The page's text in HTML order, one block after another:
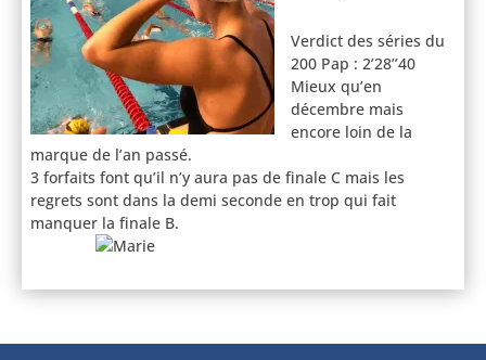
Verdict des séries du
200 Pap : 2’28’’40
Mieux qu’en
décembre mais
encore loin de la
marque de l’an passé.
3 forfaits font qu’il n’y aura pas de finale C mais les
regrets sont dans la demi seconde en trop qui fait
manquer la finale B.